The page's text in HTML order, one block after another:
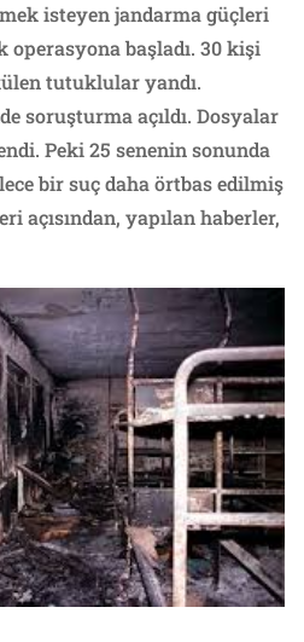
isteyen jandarma güçleri
başladı. 30 kişi
tutuklular yandı.
soruşturma açıldı. Dosyalar
Peki 25 senenin sonunda
bir suç daha örtbas edilmiş
açısından, yapılan haberler,